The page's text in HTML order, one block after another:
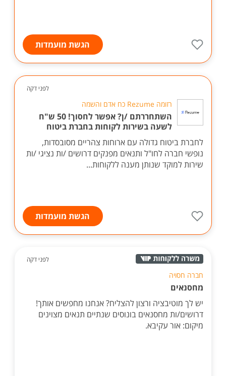
הגשת מועמדות
לפני דקה
רזומה Rezume כח אדם והשמה
השתחררתם /ן? אפשר לחסוך! 50 ש"ח
לשעה בשירות לקוחות בחברת ביטוח
לחברת ביטוח גדולה עם ארוחות צהריים מסובסדות,
נופשי חברה לחו"ל ותנאים מפנקים דרושים /ות נציגי /ות
שירות למוקד שנותן מענה ללקוחות...
הגשת מועמדות
לפני דקה
חברה חסויה
מחסנאים
יש לך מוטיבציה ורצון להצליח? אנחנו מחפשים אותך!
דרושים/ות מחסנאים בונוסים שנתיים תנאים מצוינים
מיקום: אור עקיבא.